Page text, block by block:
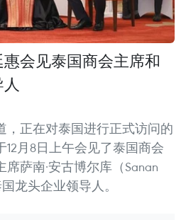
会见泰国商会主席和
，正在对泰国进行正式访问的
月8日上午会见了泰国商会
萨南·安古博尔库（Sanan
龙头企业领导人。